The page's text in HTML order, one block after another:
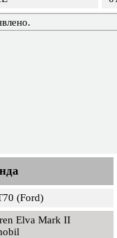
(Ford)
Elva Mark II